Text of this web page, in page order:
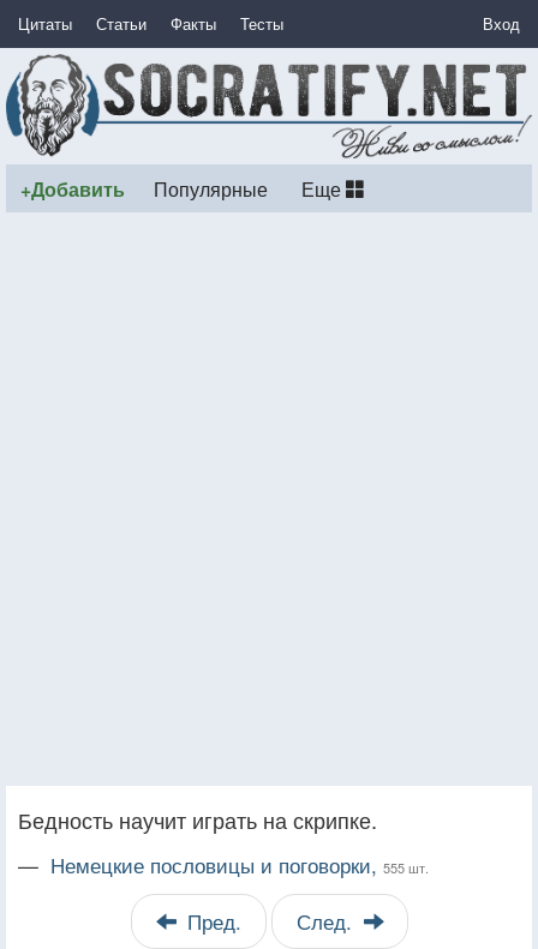
Цитаты Статьи Факты Тесты Вход
+Добавить Популярные Еще
Бедность научит играть на скрипке.
— Немецкие пословицы и поговорки, 555 шт.
Пред. След.